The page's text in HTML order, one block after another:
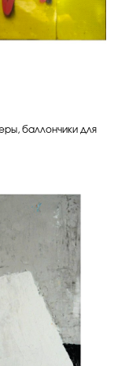
баллончики для